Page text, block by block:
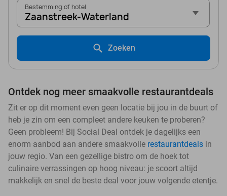
Bestemming of hotel
Zaanstreek-Waterland
Zoeken
Ontdek nog meer smaakvolle restaurantdeals
Zit er op dit moment even geen locatie bij jou in de buurt of
heb je zin om een compleet andere keuken te proberen?
Geen probleem! Bij Social Deal ontdek je dagelijks een
enorm aanbod aan andere smaakvolle restaurantdeals in
jouw regio. Van een gezellige bistro om de hoek tot
culinaire verrassingen op hoog niveau: je scoort altijd
makkelijk en snel de beste deal voor jouw volgende etentje.